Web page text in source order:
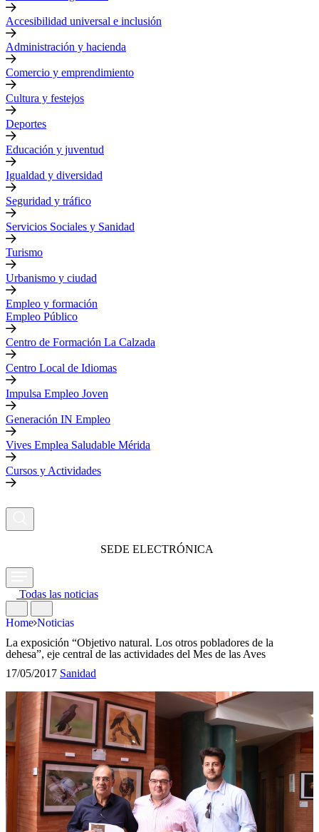
Accesibilidad universal e inclusión
Administración y hacienda
Comercio y emprendimiento
Cultura y festejos
Deportes
Educación y juventud
Igualdad y diversidad
Seguridad y tráfico
Servicios Sociales y Sanidad
Turismo
Urbanismo y ciudad
Empleo y formación
Empleo Público
Centro de Formación La Calzada
Centro Local de Idiomas
Impulsa Empleo Joven
Generación IN Empleo
Vives Emplea Saludable Mérida
Cursos y Actividades
SEDE ELECTRÓNICA
Todas las noticias
Home Noticias
La exposición “Objetivo natural. Los otros pobladores de la
dehesa”, eje central de las actividades del Mes de las Aves
17/05/2017 Sanidad